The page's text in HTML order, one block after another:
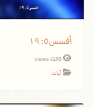
أفسس٥: ١٩
4293 views
آيات